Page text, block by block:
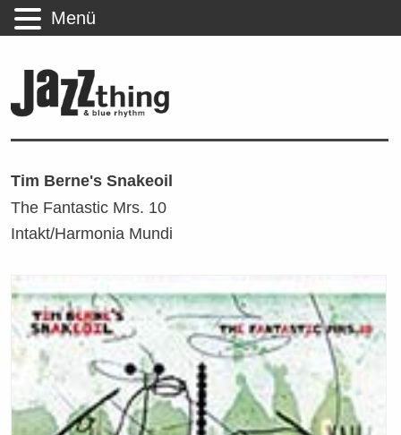
Tim Berne's Snakeoil
The Fantastic Mrs. 10
Intakt/Harmonia Mundi
Menü